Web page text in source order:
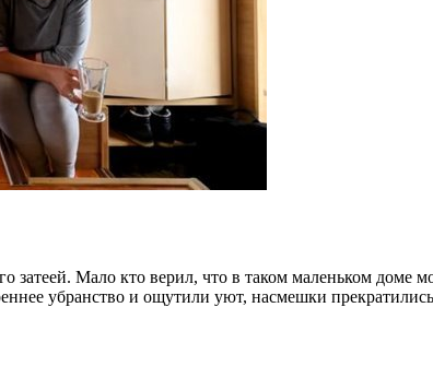
затеей. Мало кто верил, что в таком маленьком доме
убранство и ощутили уют, насмешки